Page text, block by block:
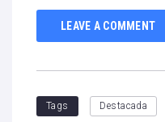
LEAVE A COMMENT
Tags Destacada